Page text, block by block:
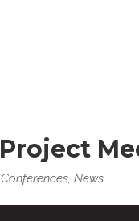
Project
Conferences,News